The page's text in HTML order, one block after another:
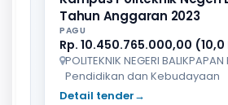
Tahun Anggaran 2023
PAGU
Rp. 10.450.765.000,00 (10,0
POLITEKNIK NEGERI
Pendidikan dan Kebudayaan
Detail tender→